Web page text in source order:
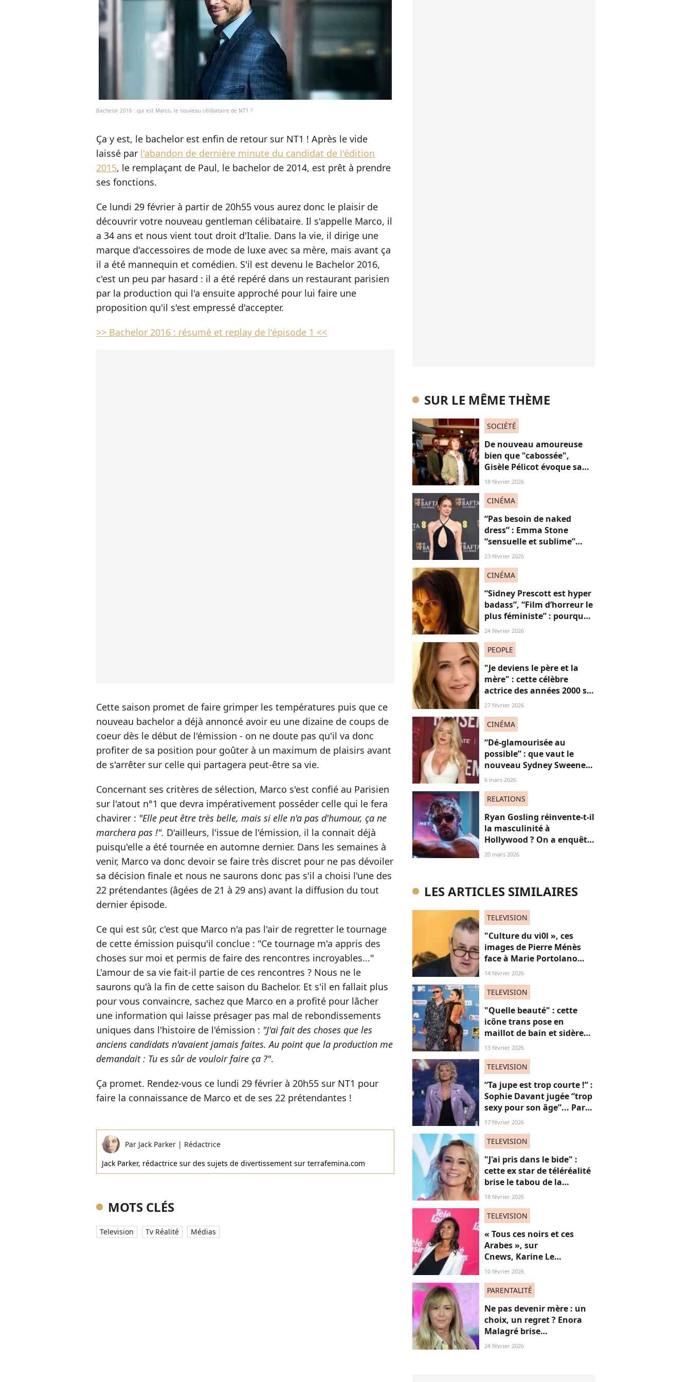
Bachelor 2016 : qui est Marco, le nouveau célibataire de NT1 ?
Ça y est, le bachelor est enfin de retour sur NT1 ! Après le vide
laissé par l'abandon de dernière minute du candidat de l'édition
2015, le remplaçant de Paul, le bachelor de 2014, est prêt à prendre
ses fonctions.
Ce lundi 29 février à partir de 20h55 vous aurez donc le plaisir de
découvrir votre nouveau gentleman célibataire. Il s'appelle Marco, il
a 34 ans et nous vient tout droit d'Italie. Dans la vie, il dirige une
marque d'accessoires de mode de luxe avec sa mère, mais avant ça
il a été mannequin et comédien. S'il est devenu le Bachelor 2016,
c'est un peu par hasard : il a été repéré dans un restaurant parisien
par la production qui l'a ensuite approché pour lui faire une
proposition qu'il s'est empressé d'accepter.
>> Bachelor 2016 : résumé et replay de l'épisode 1 <<
Cette saison promet de faire grimper les températures puis que ce
nouveau bachelor a déjà annoncé avoir eu une dizaine de coups de
coeur dès le début de l'émission - on ne doute pas qu'il va donc
profiter de sa position pour goûter à un maximum de plaisirs avant
de s'arrêter sur celle qui partagera peut-être sa vie.
Concernant ses critères de sélection, Marco s'est confié au Parisien
sur l'atout n°1 que devra impérativement posséder celle qui le fera
chavirer : "Elle peut être très belle, mais si elle n'a pas d'humour, ça ne
marchera pas !". D'ailleurs, l'issue de l'émission, il la connait déjà
puisqu'elle a été tournée en automne dernier. Dans les semaines à
venir, Marco va donc devoir se faire très discret pour ne pas dévoiler
sa décision finale et nous ne saurons donc pas s'il a choisi l'une des
22 prétendantes (âgées de 21 à 29 ans) avant la diffusion du tout
dernier épisode.
Ce qui est sûr, c'est que Marco n'a pas l'air de regretter le tournage
de cette émission puisqu'il conclue : "Ce tournage m'a appris des
choses sur moi et permis de faire des rencontres incroyables..."
L'amour de sa vie fait-il partie de ces rencontres ? Nous ne le
saurons qu'à la fin de cette saison du Bachelor. Et s'il en fallait plus
pour vous convaincre, sachez que Marco en a profité pour lâcher
une information qui laisse présager pas mal de rebondissements
uniques dans l'histoire de l'émission : "J'ai fait des choses que les
anciens candidats n'avaient jamais faites. Au point que la production me
demandait : Tu es sûr de vouloir faire ça ?".
Ça promet. Rendez-vous ce lundi 29 février à 20h55 sur NT1 pour
faire la connaissance de Marco et de ses 22 prétendantes !
Par Jack Parker | Rédactrice
Jack Parker, rédactrice sur des sujets de divertissement sur terrafemina.com
MOTS CLÉS
Television Tv Réalité Médias
SUR LE MÊME THÈME
SOCIÉTÉ
De nouveau amoureuse
bien que "cabossée",
Gisèle Pélicot évoque sa
nouvelle vie avec
18 février 2026
CINÉMA
“Pas besoin de naked
dress” : Emma Stone
“sensuelle et sublime”
avec ce nouveau look de
23 février 2026
CINÉMA
“Sidney Prescott est hyper
badass”, “Film d’horreur le
plus féministe” : pourquoi
on attend intensément le
Neve Campbell
24 février 2026
PEOPLE
"Je deviens le père et la
mère" : cette célèbre
actrice des années 2000 se
confie sur sa vie de parent
27 février 2026
CINÉMA
“Dé-glamourisée au
possible” : que vaut le
nouveau Sydney Sweeney,
où le sex symbol est
6 mars 2026
RELATIONS
Ryan Gosling réinvente-t-il
la masculinité à
Hollywood ? On a enquêté
sur les "hommes
20 mars 2026
LES ARTICLES SIMILAIRES
TELEVISION
"Culture du vi0l », ces
images de Pierre Ménès
face à Marie Portolano
refont surface et choquent
14 février 2026
TELEVISION
"Quelle beauté" : cette
icône trans pose en
maillot de bain et sidère
ses fans, une ode intime
13 février 2026
TELEVISION
“Ta jupe est trop courte !” :
Sophie Davant jugée “trop
sexy pour son âge”... Par
des femmes (adieu la
17 février 2026
TELEVISION
"J'ai pris dans le bide" :
cette ex star de téléréalité
brise le tabou de la
ménopause
18 février 2026
TELEVISION
« Tous ces noirs et ces
Arabes », sur
Cnews, Karine Le
Marchand livre une
souffle fort)
10 février 2026
PARENTALITÉ
Ne pas devenir mère : un
choix, un regret ? Enora
Malagré brise
courageusement un tabou
24 février 2026